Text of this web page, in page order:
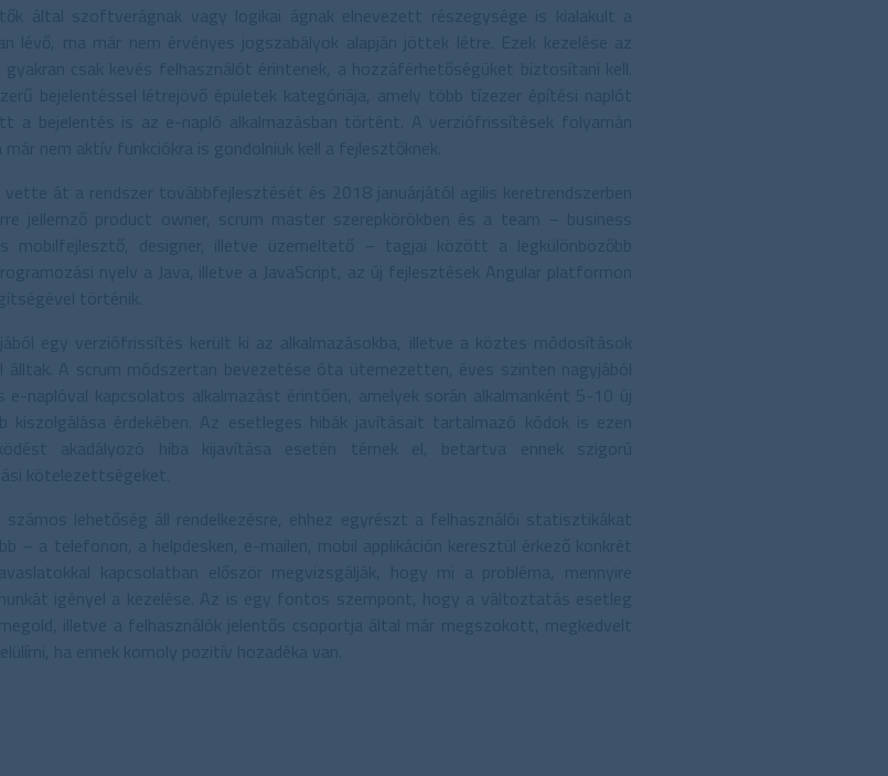
által szoftverágnak vagy logikai ágnak elnevezett részegysége is kialakult a
lévő, ma már nem érvényes jogszabályok alapján jöttek létre. Ezek kezelése az
csak kevés felhasználót érintenek, a hozzáférhetőségüket biztosítani kell.
bejelentéssel létrejövő épületek kategóriája, amely több tízezer építési naplót
a bejelentés is az e-napló alkalmazásban történt. A verziófrissítések folyamán
nem aktív funkciókra is gondolniuk kell a fejlesztőknek.
át a rendszer továbbfejlesztését és 2018 januárjától agilis keretrendszerben
jellemző product owner, scrum master szerepkörökben és a team – business
mobilfejlesztő, designer, illetve üzemeltető – tagjai között a legkülönbözőbb
nyelv a Java, illetve a JavaScript, az új fejlesztések Angular platformon
történik.
egy verziófrissítés került ki az alkalmazásokba, illetve a köztes módosítások
álltak. A scrum módszertan bevezetése óta ütemezetten, éves szinten nagyjából
naplóval kapcsolatos alkalmazást érintően, amelyek során alkalmanként 5-10 új
kiszolgálása érdekében. Az esetleges hibák javításait tartalmazó kódok is ezen
akadályozó hiba kijavítása esetén térnek el, betartva ennek szigorú
kötelezettségeket.
számos lehetőség áll rendelkezésre, ehhez egyrészt a felhasználói statisztikákat
– a telefonon, a helpdesken, e-mailen, mobil applikáción keresztül érkező konkrét
kapcsolatban először megvizsgálják, hogy mi a probléma, mennyire
igényel a kezelése. Az is egy fontos szempont, hogy a változtatás esetleg
illetve a felhasználók jelentős csoportja által már megszokott, megkedvelt
ha ennek komoly pozitív hozadéka van.